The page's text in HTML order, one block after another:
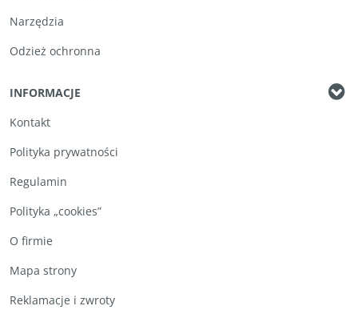
Narzędzia
Odzież ochronna
INFORMACJE
Kontakt
Polityka prywatności
Regulamin
Polityka „cookies”
O firmie
Mapa strony
Reklamacje i zwroty